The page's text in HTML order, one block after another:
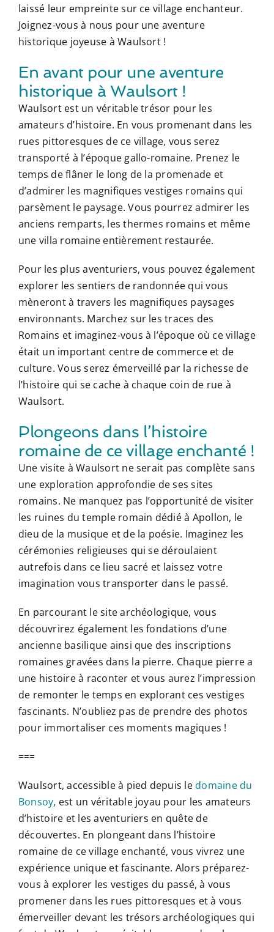
laissé leur empreinte sur ce village enchanteur.
Joignez-vous à nous pour une aventure
historique joyeuse à Waulsort !
En avant pour une aventure
historique à Waulsort !
Waulsort est un véritable trésor pour les
amateurs d’histoire. En vous promenant dans les
rues pittoresques de ce village, vous serez
transporté à l’époque gallo-romaine. Prenez le
temps de flâner le long de la promenade et
d’admirer les magnifiques vestiges romains qui
parsèment le paysage. Vous pourrez admirer les
anciens remparts, les thermes romains et même
une villa romaine entièrement restaurée.
Pour les plus aventuriers, vous pouvez également
explorer les sentiers de randonnée qui vous
mèneront à travers les magnifiques paysages
environnants. Marchez sur les traces des
Romains et imaginez-vous à l’époque où ce village
était un important centre de commerce et de
culture. Vous serez émerveillé par la richesse de
l’histoire qui se cache à chaque coin de rue à
Waulsort.
Plongeons dans l’histoire
romaine de ce village enchanté !
Une visite à Waulsort ne serait pas complète sans
une exploration approfondie de ses sites
romains. Ne manquez pas l’opportunité de visiter
les ruines du temple romain dédié à Apollon, le
dieu de la musique et de la poésie. Imaginez les
cérémonies religieuses qui se déroulaient
autrefois dans ce lieu sacré et laissez votre
imagination vous transporter dans le passé.
En parcourant le site archéologique, vous
découvrirez également les fondations d’une
ancienne basilique ainsi que des inscriptions
romaines gravées dans la pierre. Chaque pierre a
une histoire à raconter et vous aurez l’impression
de remonter le temps en explorant ces vestiges
fascinants. N’oubliez pas de prendre des photos
pour immortaliser ces moments magiques !
===
Waulsort, accessible à pied depuis ledomaine du
Bonsoy, est un véritable joyau pour les amateurs
d’histoire et les aventuriers en quête de
découvertes. En plongeant dans l’histoire
romaine de ce village enchanté, vous vivrez une
expérience unique et fascinante. Alors préparez-
vous à explorer les vestiges du passé, à vous
promener dans les rues pittoresques et à vous
émerveiller devant les trésors archéologiques qui